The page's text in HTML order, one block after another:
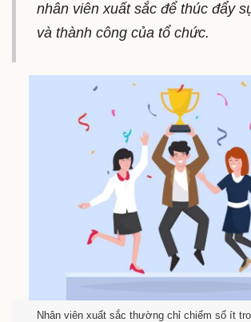
nhân viên xuất sắc để thúc đẩy
và thành công của tổ chức.
Nhân viên xuất sắc thường chỉ chiếm số ít